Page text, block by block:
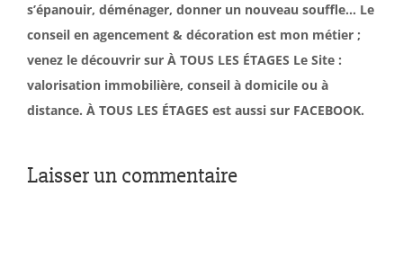
s’épanouir, déménager, donner un nouveau souffle… Le
conseil en agencement & décoration est mon métier ;
venez le découvrir sur À TOUS LES ÉTAGES Le Site :
valorisation immobilière, conseil à domicile ou à
distance. À TOUS LES ÉTAGES est aussi sur FACEBOOK.
Laisser un commentaire